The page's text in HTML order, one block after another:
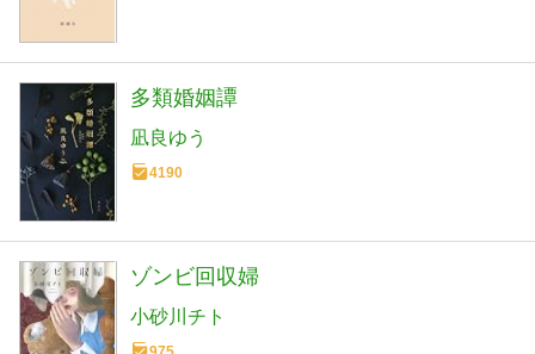
多類婚姻譚
凪良ゆう
4190
ゾンビ回収婦
小砂川チト